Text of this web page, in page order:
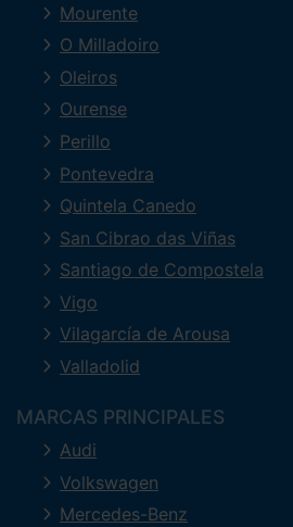
Mourente
O Milladoiro
Oleiros
Ourense
Perillo
Pontevedra
Quintela Canedo
San Cibrao das Viñas
Santiago de Compostela
Vigo
Vilagarcía de Arousa
Valladolid
MARCAS PRINCIPALES
Audi
Volkswagen
Mercedes-Benz